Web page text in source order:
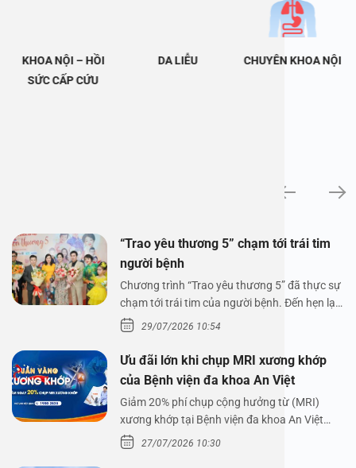
KHOA NỘI – HỒI
SỨC CẤP CỨU
DA LIỄU CHUYÊN KHOA NỘI
“Trao yêu thương 5” chạm tới trái tim
người bệnh
Chương trình “Trao yêu thương 5” đã thực sự
chạm tới trái tim của người bệnh. Đến hẹn lại
lên,…29/07/2026 10:54
Ưu đãi lớn khi chụp MRI xương khớp
của Bệnh viện đa khoa An Việt
Giảm 20% phí chụp cộng hưởng từ (MRI)
xương khớp tại Bệnh viện đa khoa An Việt
Bệnh viện đa…
27/07/2026 10:30